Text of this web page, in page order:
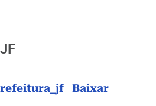
Baixar